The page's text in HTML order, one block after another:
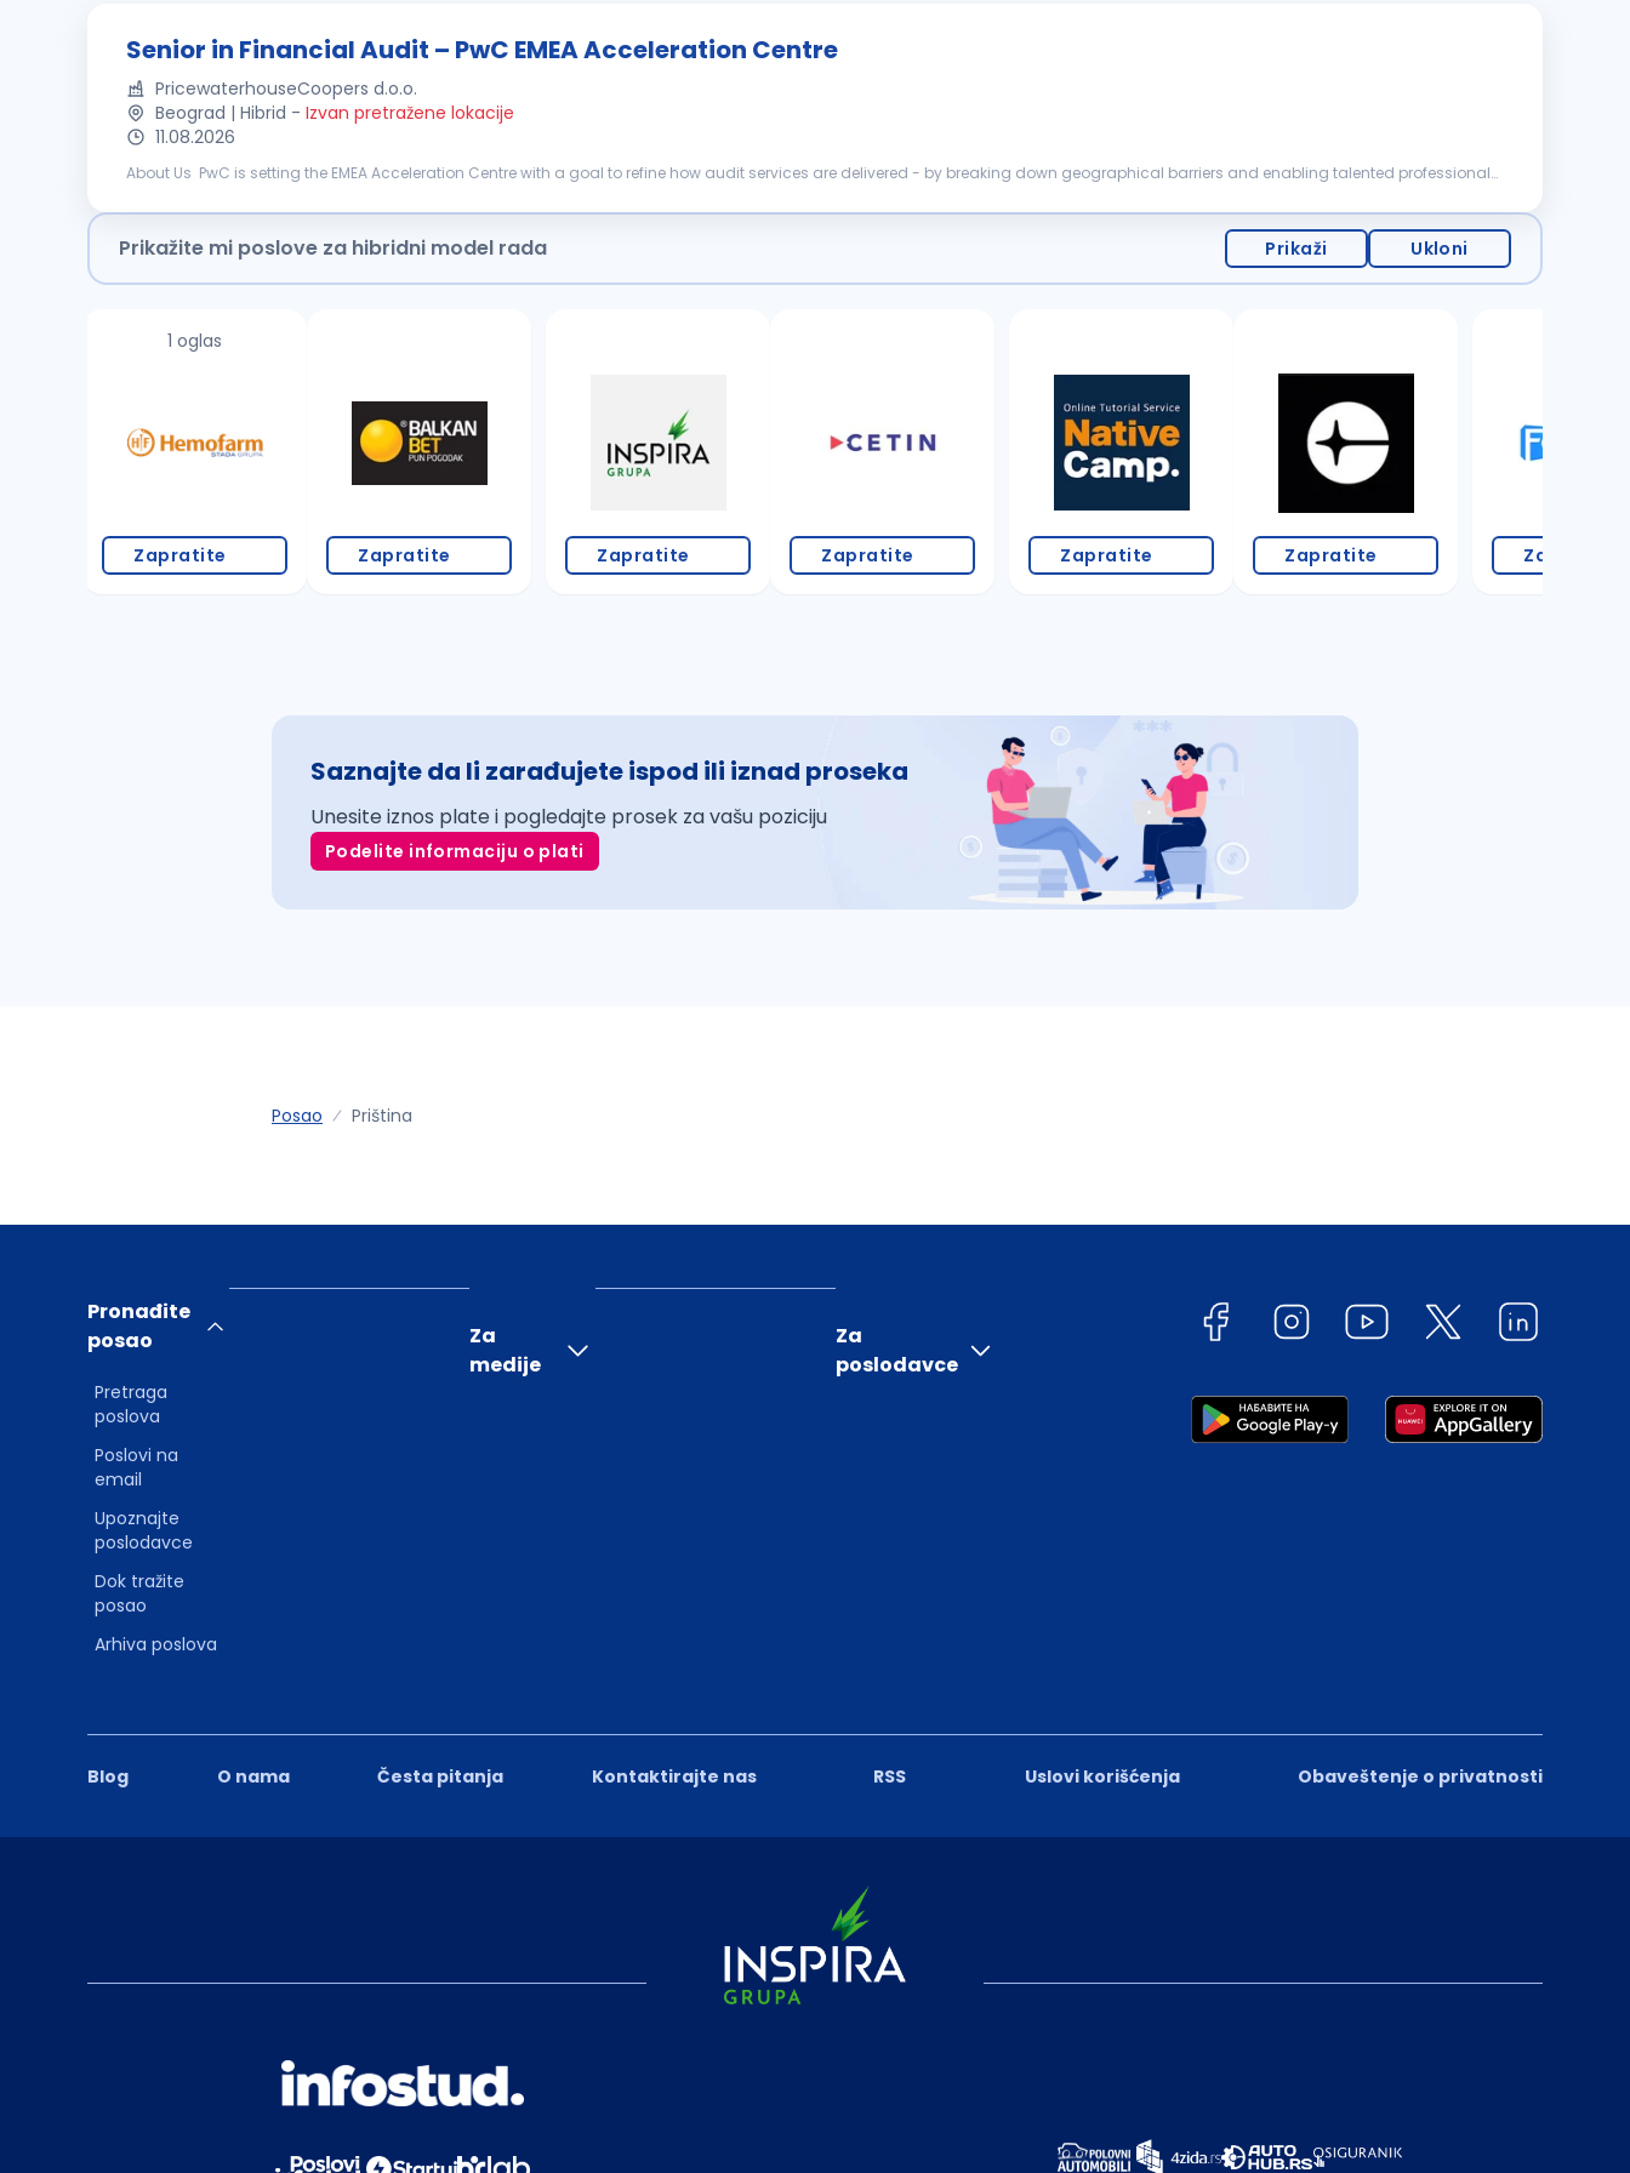
Senior in Financial Audit – PwC EMEA Acceleration Centre
PricewaterhouseCoopers d.o.o.
Beograd | Hibrid - Izvan pretražene lokacije
11.08.2026
About Us PwC is setting the EMEA Acceleration Centre with a goal to refine how audit services are delivered - by breaking down geographical barriers and enabling talented professionals
Prikažite mi poslove za hibridni model rada Prikaži Ukloni
1 oglas
Zapratite Zapratite Zapratite Zapratite Zapratite Zapratite Zapratite
Saznajte da li zarađujete ispod ili iznad proseka
Unesite iznos plate i pogledajte prosek za vašu poziciju
Podelite informaciju o plati
Posao Priština
Blog O nama Česta pitanja Kontaktirajte nas RSS Uslovi korišćenja Obaveštenje o privatnosti
Pronađite
posao
Pretraga
poslova
Poslovi na
email
Upoznajte
poslodavce
Dok tražite
posao
Arhiva poslova
Za
medije
Za
poslodavce